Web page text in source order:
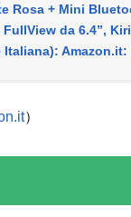
Rosa + Mini
da 6.4”,
Italiana):
）